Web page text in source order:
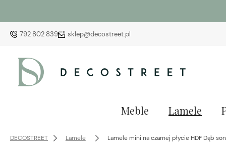
792 802 839 sklep@decostreet.pl
Meble Lamele
DECOSTREET Lamele Lamele mini na czarnej płycie HDF Dąb